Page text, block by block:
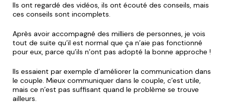
Ils ont regardé des vidéos, ils ont écouté des conseils, mais
ces conseils sont incomplets.
Après avoir accompagné des milliers de personnes, je vois
tout de suite qu’il est normal que ça n’aie pas fonctionné
pour eux, parce qu’ils n’ont pas adopté la bonne approche !
Ils essaient par exemple d’améliorer la communication dans
le couple. Mieux communiquer dans le couple, c’est utile,
mais ce n’est pas suffisant quand le problème se trouve
ailleurs.